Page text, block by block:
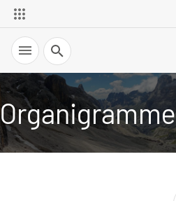
Recherche
Organigramme